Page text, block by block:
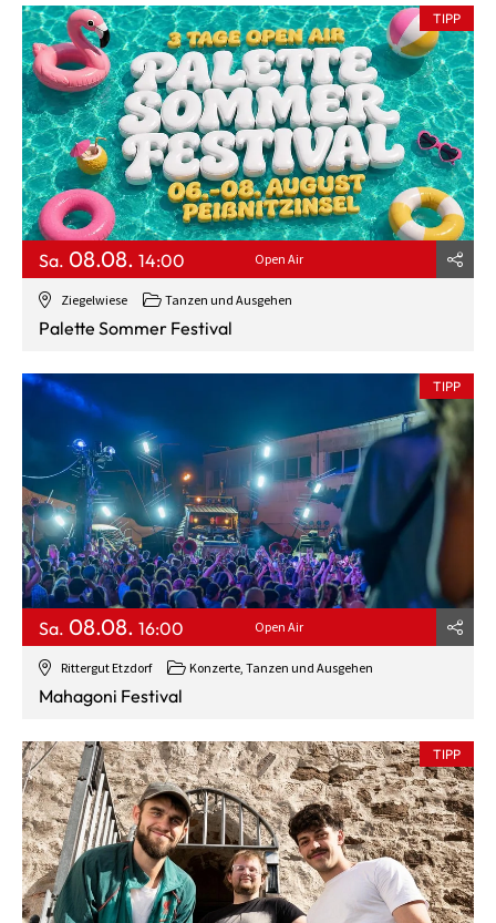
Ziegelwiese Tanzen und Ausgehen
TIPP
Sa. 08.08. 14:00 Open Air
Palette Sommer Festival
Rittergut Etzdorf Konzerte, Tanzen und Ausgehen
TIPP
Sa. 08.08. 16:00 Open Air
Mahagoni Festival
TIPP